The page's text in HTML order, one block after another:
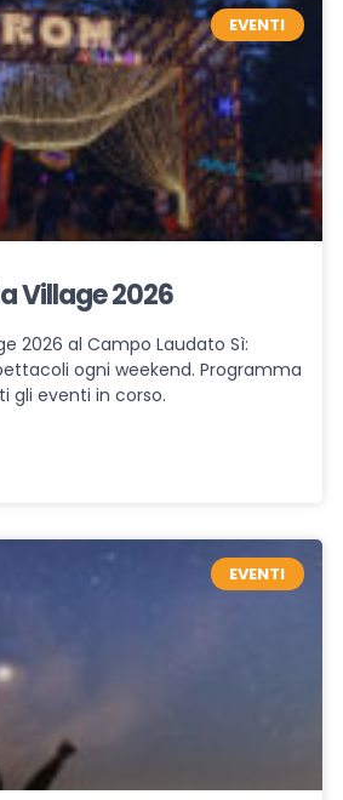
EVENTI
Village 2026
2026 al Campo Laudato Sì:
ogni weekend. Programma
gli eventi in corso.
EVENTI